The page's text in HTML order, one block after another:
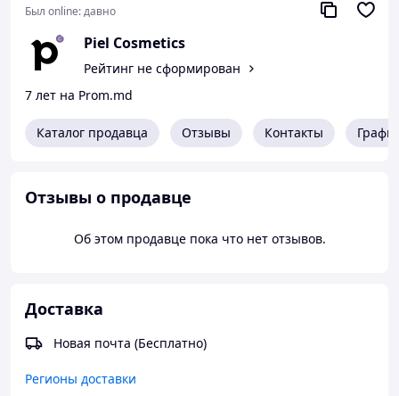
Был online:давно
Piel Cosmetics
Рейтинг не сформирован
7 лет на Prom.md
Каталог продавца Отзывы Контакты
Отзывы о продавце
Об этом продавце пока что нет отзывов.
Доставка
Новая почта (Бесплатно)
Регионы доставки